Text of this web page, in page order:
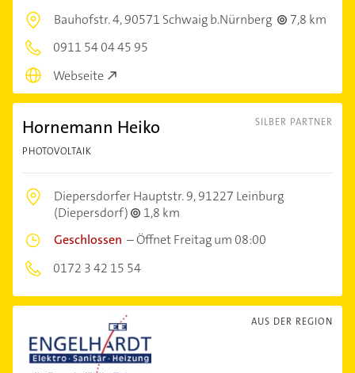
Bauhofstr. 4,90571 Schwaig b.Nürnberg
7,8 km
0911 54 04 45 95
Webseite
SILBER PARTNER
Hornemann Heiko
PHOTOVOLTAIK
Diepersdorfer Hauptstr. 9,91227 Leinburg
(Diepersdorf)
1,8 km
Geschlossen –Öffnet Freitag um 08:00
0172 3 42 15 54
AUS DER REGION